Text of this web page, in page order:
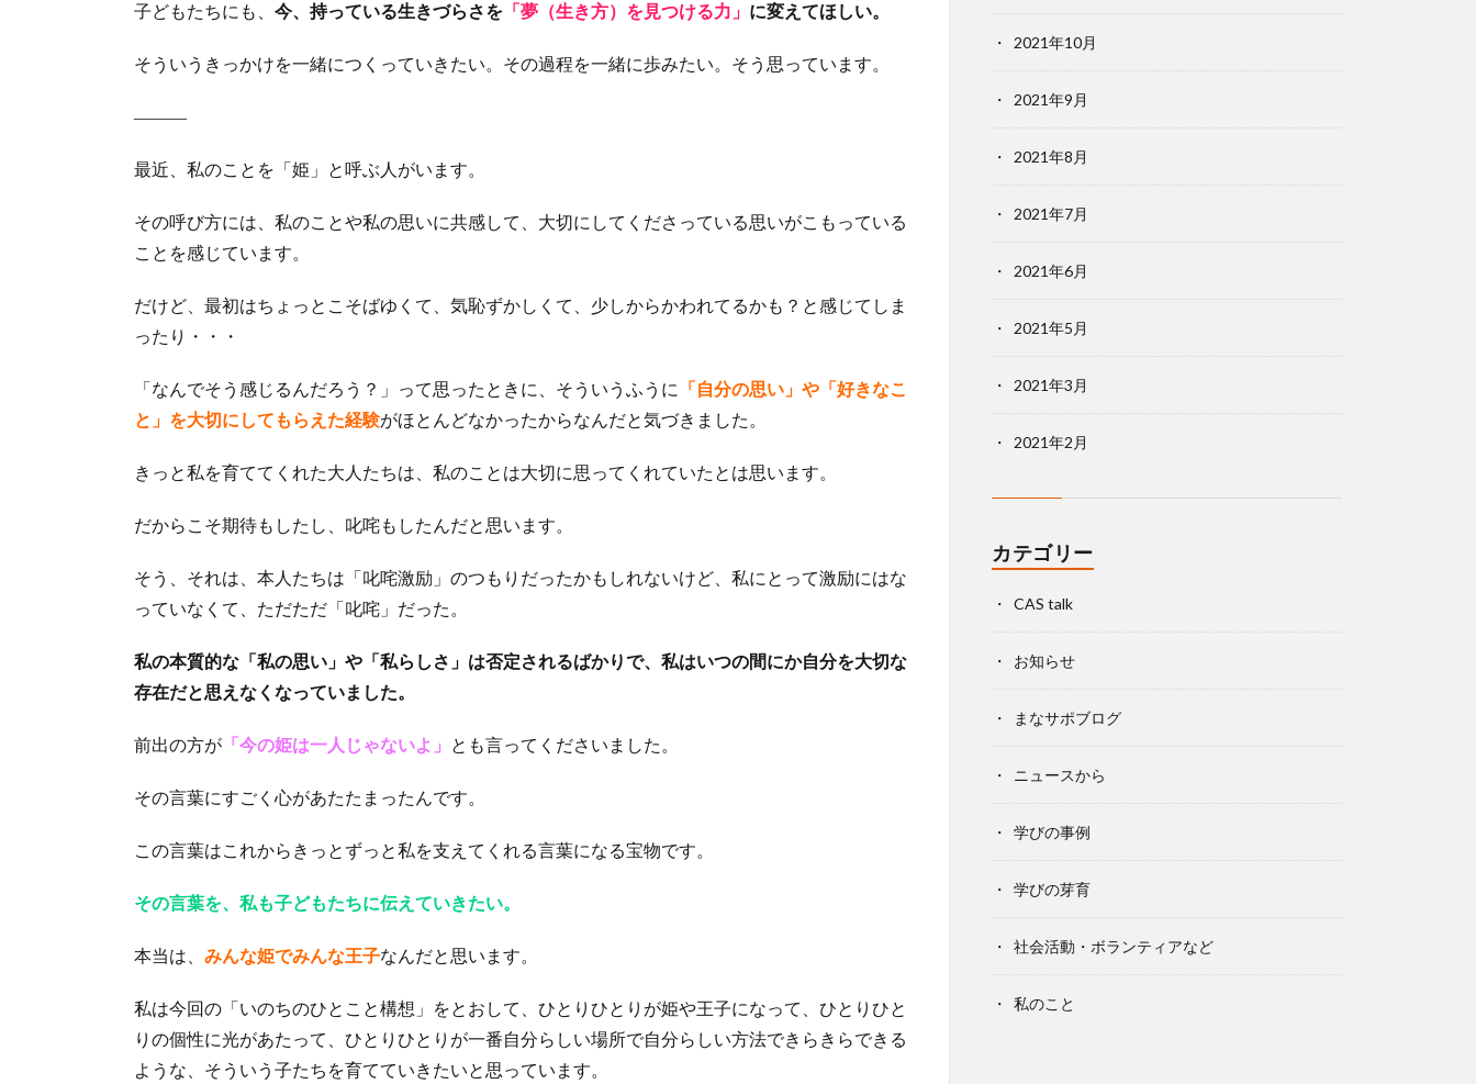
子どもたちにも、 今、持っている生きづらさを 「夢（生き方）を見つける力」 に変えてほしい。
そういうきっかけを一緒につくっていきたい。その過程を一緒に歩みたい。そう思っています。
―――
最近、私のことを「姫」と呼ぶ人がいます。
その呼び方には、私のことや私の思いに共感して、大切にしてくださっている思いがこもっている
ことを感じています。
だけど、最初はちょっとこそばゆくて、気恥ずかしくて、少しからかわれてるかも？と感じてしま
ったり・・・
「なんでそう感じるんだろう？」って思ったときに、そういうふうに 「自分の思い」や「好きなこ
と」を大切にしてもらえた経験がほとんどなかったからなんだと気づきました。
きっと私を育ててくれた大人たちは、私のことは大切に思ってくれていたとは思います。
だからこそ期待もしたし、叱咤もしたんだと思います。
そう、それは、本人たちは「叱咤激励」のつもりだったかもしれないけど、私にとって激励にはな
っていなくて、ただただ「叱咤」だった。
私の本質的な「私の思い」や「私らしさ」は否定されるばかりで、私はいつの間にか自分を大切な
存在だと思えなくなっていました。
前出の方が 「今の姫は一人じゃないよ」 とも言ってくださいました。
その言葉にすごく心があたたまったんです。
この言葉はこれからきっとずっと私を支えてくれる言葉になる宝物です。
その言葉を、私も子どもたちに伝えていきたい。
本当は、 みんな姫でみんな王子なんだと思います。
私は今回の「いのちのひとこと構想」をとおして、ひとりひとりが姫や王子になって、ひとりひと
りの個性に光があたって、ひとりひとりが一番自分らしい場所で自分らしい方法できらきらできる
ような、そういう子たちを育てていきたいと思っています。
2021年10月
2021年9月
2021年8月
2021年7月
2021年6月
2021年5月
2021年3月
2021年2月
カテゴリー
CAS talk
お知らせ
まなサポブログ
ニュースから
学びの事例
学びの芽育
社会活動・ボランティアなど
私のこと